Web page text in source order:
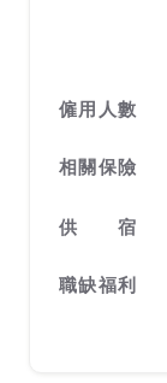
僱用人數
相關保險
供 宿
職缺福利